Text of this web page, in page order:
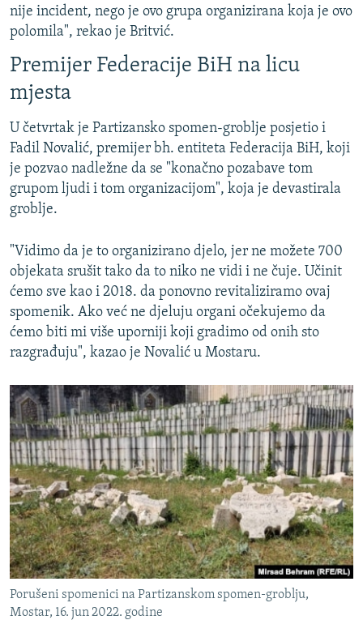
nije incident, nego je ovo grupa organizirana koja je ovo
polomila", rekao je Britvić.
Premijer Federacije BiH na licu
mjesta
U četvrtak je Partizansko spomen-groblje posjetio i
Fadil Novalić, premijer bh. entiteta Federacija BiH, koji
je pozvao nadležne da se "konačno pozabave tom
grupom ljudi i tom organizacijom", koja je devastirala
groblje.
"Vidimo da je to organizirano djelo, jer ne možete 700
objekata srušit tako da to niko ne vidi i ne čuje. Učinit
ćemo sve kao i 2018. da ponovno revitaliziramo ovaj
spomenik. Ako već ne djeluju organi očekujemo da
ćemo biti mi više uporniji koji gradimo od onih sto
razgrađuju", kazao je Novalić u Mostaru.
Porušeni spomenici na Partizanskom spomen-groblju,
Mostar, 16. jun 2022. godine